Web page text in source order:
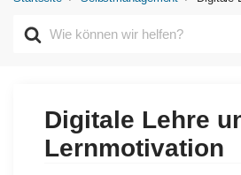
Digitale Lehre
Lernmotivation